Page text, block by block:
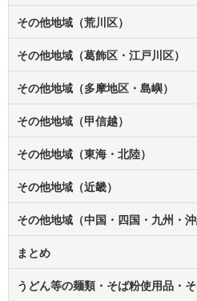
その他地域（荒川区）
その他地域（葛飾区・江戸川区）
その他地域（多摩地区・島嶼）
その他地域（甲信越）
その他地域（東海・北陸）
その他地域（近畿）
その他地域（中国・四国・九州・沖
まとめ
うどん等の麺類・そば粉使用品・